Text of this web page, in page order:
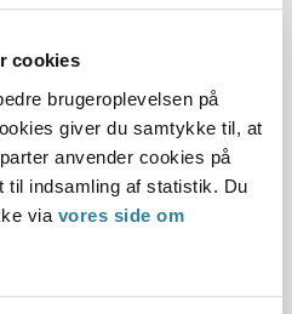
cookies
brugeroplevelsen på
giver du samtykke til, at
anvender cookies på
til indsamling af statistik. Du
via vores side om
kasseret den 26. marts